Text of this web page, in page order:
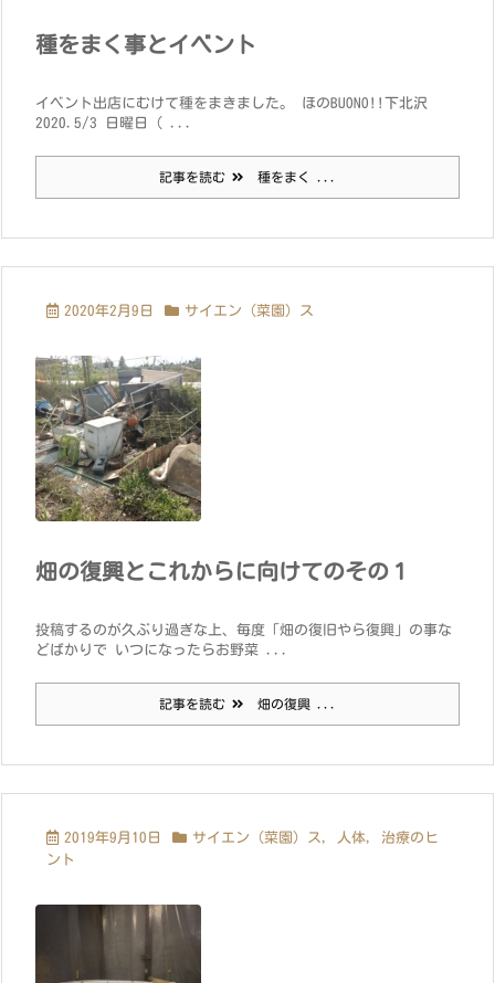
種をまく事とイベント
イベント出店にむけて種をまきました。 ほのBUONO!!下北沢
2020.5/3 日曜日（ ...
記事を読む 種をまく ...
2020年2月9日 サイエン（菜園）ス
畑の復興とこれからに向けてのその１
投稿するのが久ぶり過ぎな上、毎度「畑の復旧やら復興」の事な
どばかりで いつになったらお野菜 ...
記事を読む 畑の復興 ...
2019年9月10日 サイエン（菜園）ス, 人体, 治療のヒ
ント